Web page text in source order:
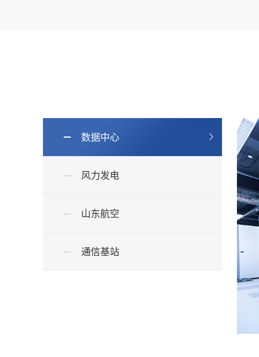
数据中心
风力发电
山东航空
通信基站